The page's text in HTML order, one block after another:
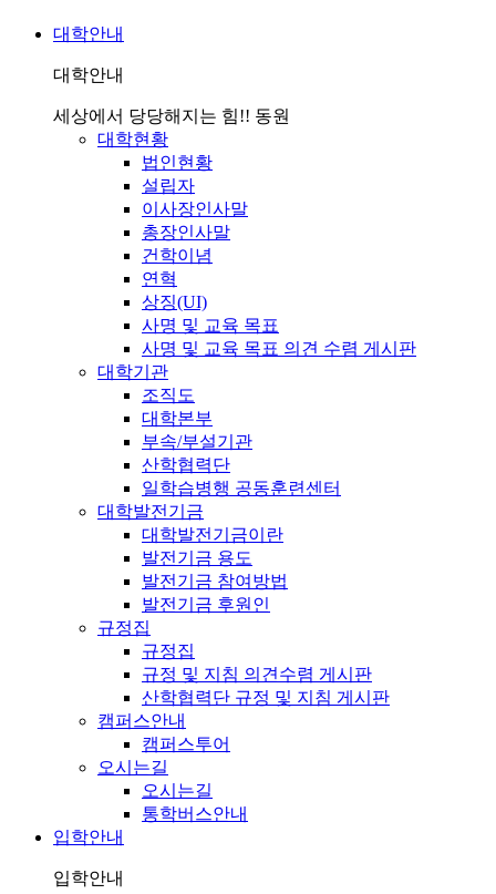
대학안내
대학안내
세상에서 당당해지는 힘!! 동원
대학현황
법인현황
설립자
이사장인사말
총장인사말
건학이념
연혁
상징(UI)
사명 및 교육 목표
사명 및 교육 목표 의견 수렴 게시판
대학기관
조직도
대학본부
부속/부설기관
산학협력단
일학습병행 공동훈련센터
대학발전기금
대학발전기금이란
발전기금 용도
발전기금 참여방법
발전기금 후원인
규정집
규정집
규정 및 지침 의견수렴 게시판
산학협력단 규정 및 지침 게시판
캠퍼스안내
캠퍼스투어
오시는길
오시는길
통학버스안내
입학안내
입학안내